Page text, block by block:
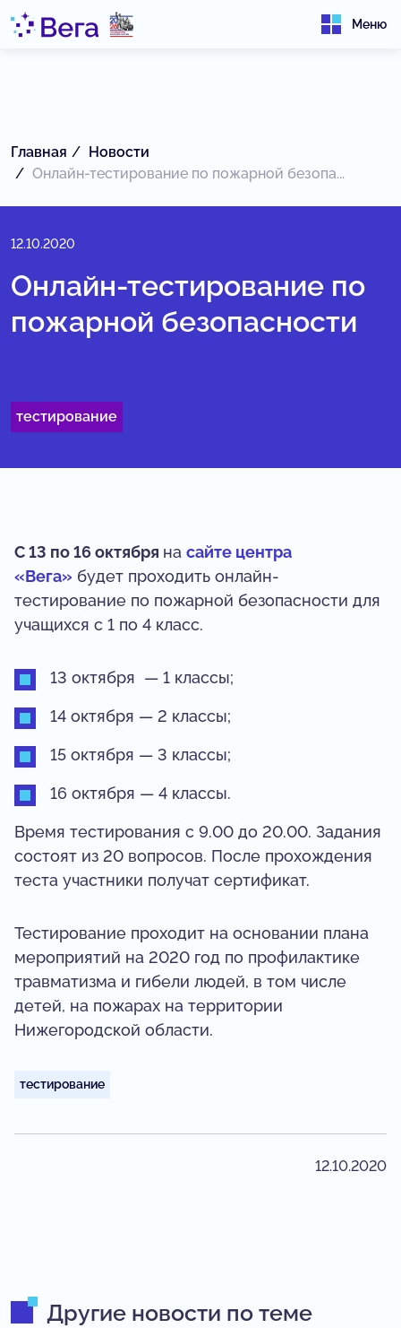
Меню
Главная
Новости
Онлайн-тестирование по пожарной безопа...
12.10.2020
Онлайн-тестирование по
пожарной безопасности
тестирование
С 13 по 16 октября на сайте центра
«Вега» будет проходить онлайн-
тестирование по пожарной безопасности для
учащихся с 1 по 4 класс.
13 октября — 1 классы;
14 октября — 2 классы;
15 октября — 3 классы;
16 октября — 4 классы.
Время тестирования с 9.00 до 20.00. Задания
состоят из 20 вопросов. После прохождения
теста участники получат сертификат.
Тестирование проходит на основании плана
мероприятий на 2020 год по профилактике
травматизма и гибели людей, в том числе
детей, на пожарах на территории
Нижегородской области.
тестирование
12.10.2020
Другие новости по теме